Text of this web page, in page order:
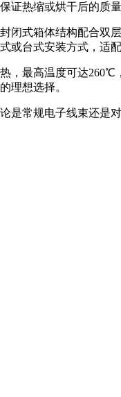
证热缩或烘干后的质量
式箱体结构配合双
或台式安装方式，适配
最高温度可达260℃
理想选择。
是常规电子线束还是